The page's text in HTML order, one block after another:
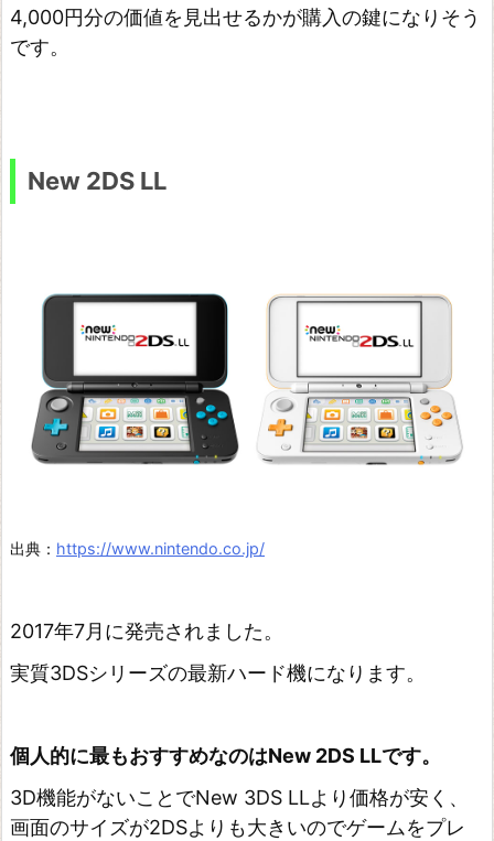
4,000円分の価値を見出せるかが購入の鍵になりそう
です。
New 2DS LL
出典： https://www.nintendo.co.jp/
2017年7月に発売されました。
実質3DSシリーズの最新ハード機になります。
個人的に最もおすすめなのはNew 2DS LLです。
3D機能がないことでNew 3DS LLより価格が安く、
画面のサイズが2DSよりも大きいのでゲームをプレ